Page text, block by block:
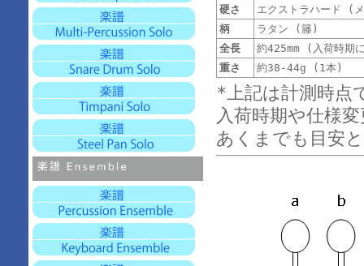
硬さ
エクストラハード (
柄
ラタン (籐)
全長
約425mm (入荷時期
重さ
約38-44g (1本)
*上記は計測時点
入荷時期や仕様
あくまでも目安